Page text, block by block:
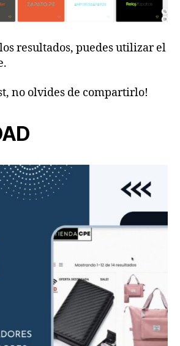
resultados, puedes utilizar el
no olvides de compartirlo!